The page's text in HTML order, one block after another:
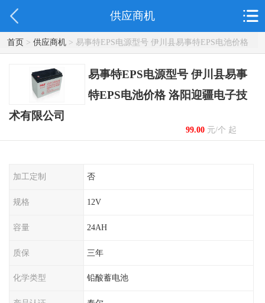
供应商机
首页> 供应商机> 易事特EPS电源型号 伊川县易事特EPS电池价格
洛阳迎疆电子技术有限公司
易事特EPS电源型号 伊川县易事
特EPS电池价格 洛阳迎疆电子技
术有限公司
99.00元/个 起
加工定制 否
规格 12V
容量 24AH
质保 三年
化学类型 铅酸蓄电池